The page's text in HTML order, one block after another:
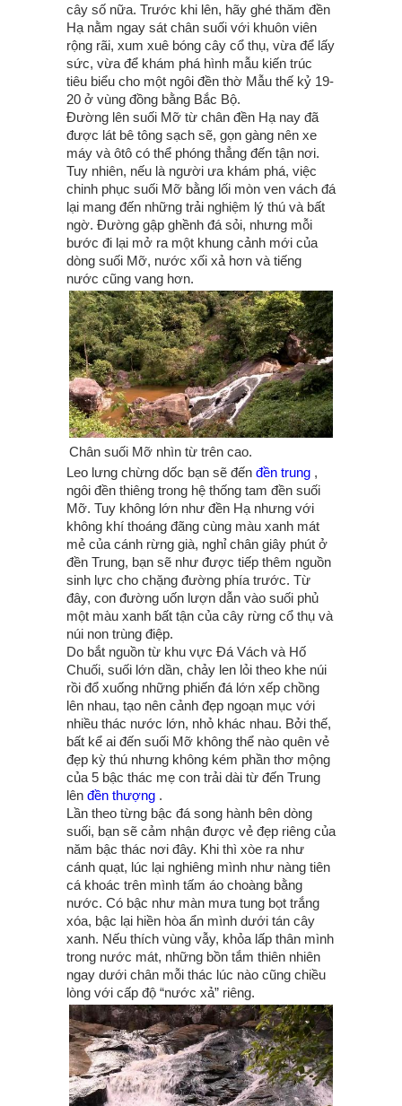
cây số nữa. Trước khi lên, hãy ghé thăm đền
Hạ nằm ngay sát chân suối với khuôn viên
rộng rãi, xum xuê bóng cây cổ thụ, vừa để lấy
sức, vừa để khám phá hình mẫu kiến trúc
tiêu biểu cho một ngôi đền thờ Mẫu thế kỷ 19-
20 ở vùng đồng bằng Bắc Bộ.
Đường lên suối Mỡ từ chân đền Hạ nay đã
được lát bê tông sạch sẽ, gọn gàng nên xe
máy và ôtô có thể phóng thẳng đến tận nơi.
Tuy nhiên, nếu là người ưa khám phá, việc
chinh phục suối Mỡ bằng lối mòn ven vách đá
lại mang đến những trải nghiệm lý thú và bất
ngờ. Đường gập ghềnh đá sỏi, nhưng mỗi
bước đi lại mở ra một khung cảnh mới của
dòng suối Mỡ, nước xối xả hơn và tiếng
nước cũng vang hơn.
Chân suối Mỡ nhìn từ trên cao.
Leo lưng chừng dốc bạn sẽ đến đền trung ,
ngôi đền thiêng trong hệ thống tam đền suối
Mỡ. Tuy không lớn như đền Hạ nhưng với
không khí thoáng đãng cùng màu xanh mát
mẻ của cánh rừng già, nghỉ chân giây phút ở
đền Trung, bạn sẽ như được tiếp thêm nguồn
sinh lực cho chặng đường phía trước. Từ
đây, con đường uốn lượn dẫn vào suối phủ
một màu xanh bất tận của cây rừng cổ thụ và
núi non trùng điệp.
Do bắt nguồn từ khu vực Đá Vách và Hố
Chuối, suối lớn dần, chảy len lỏi theo khe núi
rồi đổ xuống những phiến đá lớn xếp chồng
lên nhau, tạo nên cảnh đẹp ngoạn mục với
nhiều thác nước lớn, nhỏ khác nhau. Bởi thế,
bất kể ai đến suối Mỡ không thể nào quên vẻ
đẹp kỳ thú nhưng không kém phần thơ mộng
của 5 bậc thác mẹ con trải dài từ đến Trung
lên đền thượng .
Lần theo từng bậc đá song hành bên dòng
suối, bạn sẽ cảm nhận được vẻ đẹp riêng của
năm bậc thác nơi đây. Khi thì xòe ra như
cánh quạt, lúc lại nghiêng mình như nàng tiên
cá khoác trên mình tấm áo choàng bằng
nước. Có bậc như màn mưa tung bọt trắng
xóa, bậc lại hiền hòa ẩn mình dưới tán cây
xanh. Nếu thích vùng vẫy, khỏa lấp thân mình
trong nước mát, những bồn tắm thiên nhiên
ngay dưới chân mỗi thác lúc nào cũng chiều
lòng với cấp độ “nước xả” riêng.